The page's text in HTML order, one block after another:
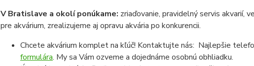
V Bratislave a okolí ponúkame: zriaďovanie, pravidelný servis akvarií,
pre akvárium, zrealizujeme aj opravu akvária po konkurencii.
Chcete akvárium komplet na kľúč! Kontaktujte nás: Najlepšie
formulára. My sa Vám ozveme a dojednáme osobnú obhliadku.